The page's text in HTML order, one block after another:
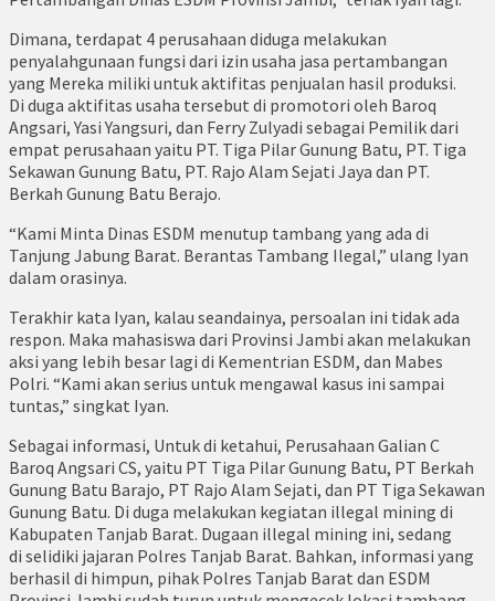
Dimana, terdapat 4 perusahaan diduga melakukan
penyalahgunaan fungsi dari izin usaha jasa pertambangan
yang Mereka miliki untuk aktifitas penjualan hasil produksi.
Di duga aktifitas usaha tersebut di promotori oleh Baroq
Angsari, Yasi Yangsuri, dan Ferry Zulyadi sebagai Pemilik dari
empat perusahaan yaitu PT. Tiga Pilar Gunung Batu, PT. Tiga
Sekawan Gunung Batu, PT. Rajo Alam Sejati Jaya dan PT.
Berkah Gunung Batu Berajo.
“Kami Minta Dinas ESDM menutup tambang yang ada di
Tanjung Jabung Barat. Berantas Tambang Ilegal,” ulang Iyan
dalam orasinya.
Terakhir kata Iyan, kalau seandainya, persoalan ini tidak ada
respon. Maka mahasiswa dari Provinsi Jambi akan melakukan
aksi yang lebih besar lagi di Kementrian ESDM, dan Mabes
Polri. “Kami akan serius untuk mengawal kasus ini sampai
tuntas,” singkat Iyan.
Sebagai informasi, Untuk di ketahui, Perusahaan Galian C
Baroq Angsari CS, yaitu PT Tiga Pilar Gunung Batu, PT Berkah
Gunung Batu Barajo, PT Rajo Alam Sejati, dan PT Tiga Sekawan
Gunung Batu. Di duga melakukan kegiatan illegal mining di
Kabupaten Tanjab Barat. Dugaan illegal mining ini, sedang
di selidiki jajaran Polres Tanjab Barat. Bahkan, informasi yang
berhasil di himpun, pihak Polres Tanjab Barat dan ESDM